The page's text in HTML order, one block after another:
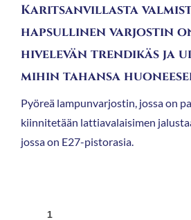
Karitsanvillasta
hapsullinen varjostin
hivelevän trendikäs ja
mihin tahansa
Pyöreä lampunvarjostin, jossa on
kiinnitetään lattiavalaisimen
jossa on E27-pistorasia.